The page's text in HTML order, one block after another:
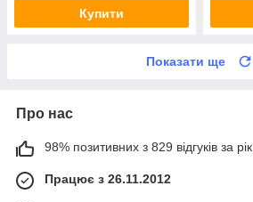
Купити
Показати ще
Про нас
98% позитивних з 829 відгуків за рік
Працює з 26.11.2012